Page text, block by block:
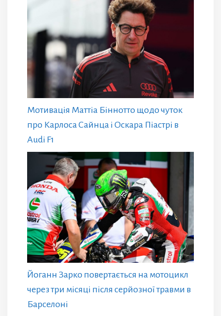
Мотивація Маттіа Біннотто щодо чуток
про Карлоса Сайнца і Оскара Піастрі в
Audi F1
Йоганн Зарко повертається на мотоцикл
через три місяці після серйозної травми в
Барселоні